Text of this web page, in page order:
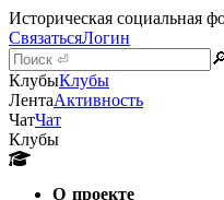
Историческая социальная
СвязатьсяЛогин
КлубыКлубы
ЛентаАктивность
ЧатЧат
Клубы
О проекте